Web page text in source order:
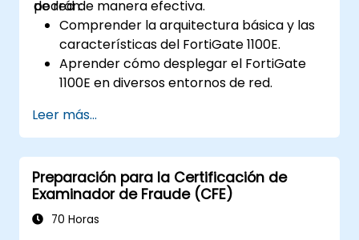
de red de manera efectiva.
podrán:
Comprender la arquitectura básica y las
características del FortiGate 1100E.
Aprender cómo desplegar el FortiGate
1100E en diversos entornos de red.
básicas de configuración y gestión.
Comprender las políticas de seguridad,
NAT y VPNs.
Aprender a monitorear y mantener el
FortiGate 1100E.
Leer más...
Preparación para la Certificación de
Examinador de Fraude (CFE)
70 Horas